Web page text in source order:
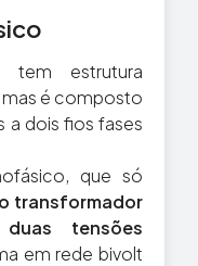
tem estrutura
é composto
a dois fios fases
que só
o transformador
tensões
em rede bivolt